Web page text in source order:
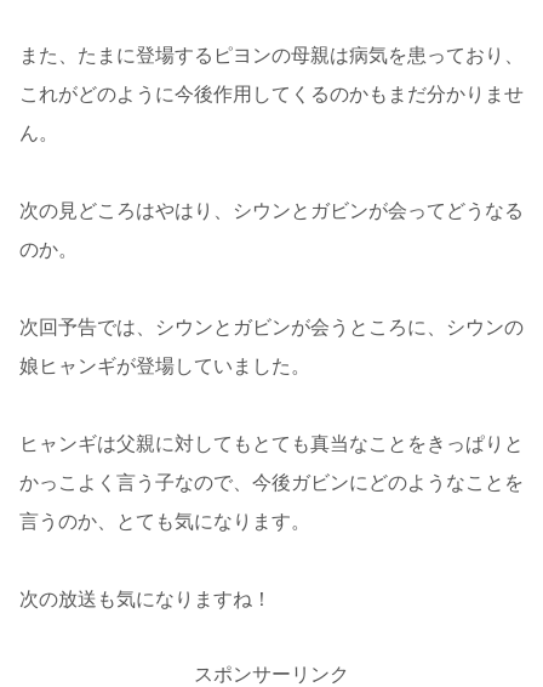
また、たまに登場するピヨンの母親は病気を患っており、
これがどのように今後作用してくるのかもまだ分かりませ
ん。
次の見どころはやはり、シウンとガビンが会ってどうなる
のか。
次回予告では、シウンとガビンが会うところに、シウンの
娘ヒャンギが登場していました。
ヒャンギは父親に対してもとても真当なことをきっぱりと
かっこよく言う子なので、今後ガビンにどのようなことを
言うのか、とても気になります。
次の放送も気になりますね！
スポンサーリンク